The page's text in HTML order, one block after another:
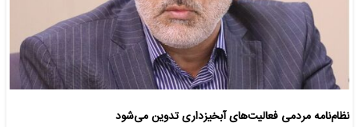
نظام‌نامه مردمی فعالیت‌های آبخیزداری تدوین می‌شود